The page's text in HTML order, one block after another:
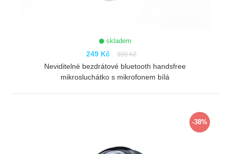
skladem
249 Kč 399 Kč
Neviditelné bezdrátové bluetooth handsfree
mikrosluchátko s mikrofonem bílá
-38%